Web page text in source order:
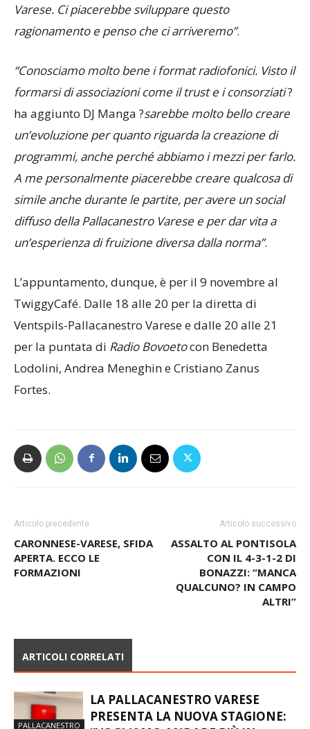
Varese. Ci piacerebbe sviluppare questo
ragionamento e penso che ci arriveremo”.
“Conosciamo molto bene i format radiofonici. Visto il
formarsi di associazioni come il trust e i consorziati?
ha aggiunto DJ Manga ?sarebbe molto bello creare
un’evoluzione per quanto riguarda la creazione di
programmi, anche perché abbiamo i mezzi per farlo.
A me personalmente piacerebbe creare qualcosa di
simile anche durante le partite, per avere un social
diffuso della Pallacanestro Varese e per dar vita a
un’esperienza di fruizione diversa dalla norma”.
L’appuntamento, dunque, è per il 9 novembre al
TwiggyCafé. Dalle 18 alle 20 per la diretta di
Ventspils-Pallacanestro Varese e dalle 20 alle 21
per la puntata di Radio Bovoetocon Benedetta
Lodolini, Andrea Meneghin e Cristiano Zanus
Fortes.
Articolo precedente
CARONNESE-VARESE, SFIDA
APERTA. ECCO LE
FORMAZIONI
Articolo successivo
ASSALTO AL PONTISOLA
CON IL 4-3-1-2 DI
BONAZZI: “MANCA
QUALCUNO? IN CAMPO
ALTRI”
ARTICOLI CORRELATI
PALLACANESTRO
LA PALLACANESTRO VARESE
PRESENTA LA NUOVA STAGIONE: